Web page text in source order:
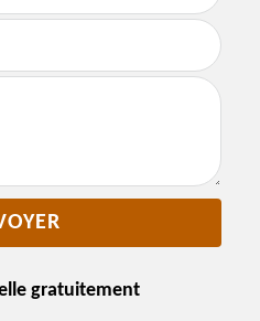
gratuitement